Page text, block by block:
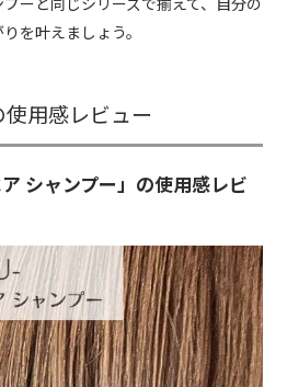
を叶えましょう。
用感レビュー
ア シャンプー」の使用感レビ